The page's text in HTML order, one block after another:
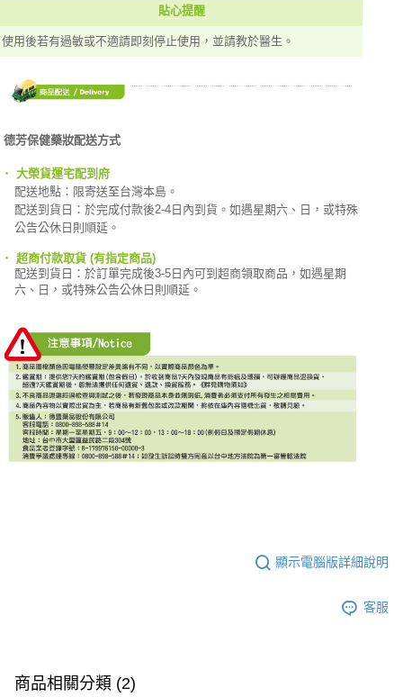
貼心提醒
使用後若有過敏或不適請即刻停止使用，並請教於醫生。
德芳保健藥妝配送方式
‧ 大榮貨運宅配到府
配送地點：限寄送至台灣本島。
配送到貨日：於完成付款後2-4日內到貨。如遇星期六、日，或特殊
公告公休日則順延。
‧ 超商付款取貨 (有指定商品)
配送到貨日：於訂單完成後3-5日內可到超商領取商品，如遇星期
六、日，或特殊公告公休日則順延。
顯示電腦版詳細說明
客服
商品相關分類 (2)